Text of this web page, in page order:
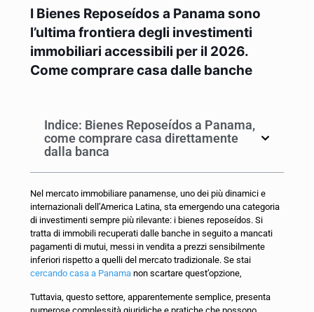
I Bienes Reposeídos a Panama sono
l’ultima frontiera degli investimenti
immobiliari accessibili per il 2026.
Come comprare casa dalle banche
Indice: Bienes Reposeídos a Panama,
come comprare casa direttamente
dalla banca
Nel mercato immobiliare panamense, uno dei più dinamici e
internazionali dell’America Latina, sta emergendo una categoria
di investimenti sempre più rilevante: i bienes reposeídos. Si
tratta di immobili recuperati dalle banche in seguito a mancati
pagamenti di mutui, messi in vendita a prezzi sensibilmente
inferiori rispetto a quelli del mercato tradizionale. Se stai
cercando casa a Panama non scartare quest’opzione,
Tuttavia, questo settore, apparentemente semplice, presenta